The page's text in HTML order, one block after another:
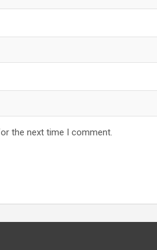
the next time I comment.